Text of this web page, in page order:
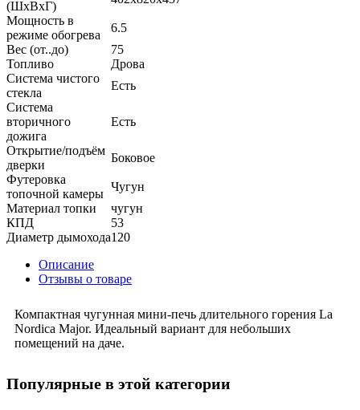
(ШхВхГ)
Мощность в
режиме обогрева
6.5
Вес (от..до)
75
Топливо
Дрова
Система чистого
стекла
Есть
Система
вторичного
дожига
Есть
Открытие/подъём
дверки
Боковое
Футеровка
топочной камеры
Чугун
Материал топки
чугун
КПД
53
Диаметр дымохода120
Описание
Отзывы о товаре
Компактная чугунная мини-печь длительного горения La
Nordica Major. Идеальный вариант для небольших
помещений на даче.
Популярные в этой категории